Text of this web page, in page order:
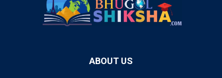
ABOUT US